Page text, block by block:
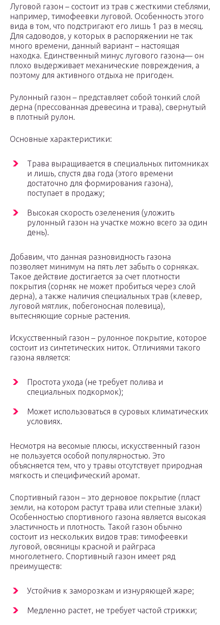
Луговой газон – состоит из трав с жесткими стеблями,
например, тимофеевки луговой. Особенность этого
вида в том, что подстригают его лишь 1 раз в месяц.
Для садоводов, у которых в распоряжении не так
много времени, данный вариант – настоящая
находка. Единственный минус лугового газона— он
плохо выдерживает механические повреждения, а
поэтому для активного отдыха не пригоден.
Рулонный газон – представляет собой тонкий слой
дерна (прессованная древесина и трава), свернутый
в плотный рулон.
Основные характеристики:
Трава выращивается в специальных питомниках
и лишь, спустя два года (этого времени
достаточно для формирования газона),
поступает в продажу;
Высокая скорость озеленения (уложить
рулонный газон на участке можно всего за один
день).
Добавим, что данная разновидность газона
позволяет минимум на пять лет забыть о сорняках.
Такое действие достигается за счет плотности
покрытия (сорняк не может пробиться через слой
дерна), а также наличия специальных трав (клевер,
луговой мятлик, побегоносная полевица),
вытесняющие сорные растения.
Искусственный газон – рулонное покрытие, которое
состоит из синтетических ниток. Отличиями такого
газона является:
Простота ухода (не требует полива и
специальных подкормок);
Может использоваться в суровых климатических
условиях.
Несмотря на весомые плюсы, искусственный газон
не пользуется особой популярностью. Это
объясняется тем, что у травы отсутствует природная
мягкость и специфический аромат.
Спортивный газон – это дерновое покрытие (пласт
земли, на котором растут трава или степные злаки)
Особенностью спортивного газона является высокая
эластичность и плотность. Такой газон обычно
состоит из нескольких видов трав: тимофеевки
луговой, овсяницы красной и райграса
многолетнего. Спортивный газон имеет ряд
преимуществ:
Устойчив к заморозкам и изнуряющей жаре;
Медленно растет, не требует частой стрижки;